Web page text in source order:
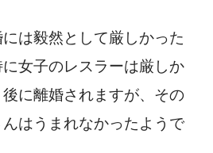
は毅然として厳しかった
女子のレスラーは厳しか
に離婚されますが、その
はうまれなかったようで